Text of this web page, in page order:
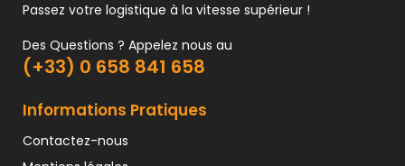
Passez votre logistique à la vitesse supérieur !
Des Questions ? Appelez nous au
(+33) 0 658 841 658
Informations Pratiques
Contactez-nous